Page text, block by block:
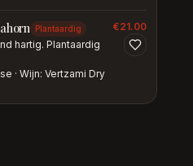
Plantaardig
hartig. Plantaardig
· Wijn: Vertzami Dry
€21.00